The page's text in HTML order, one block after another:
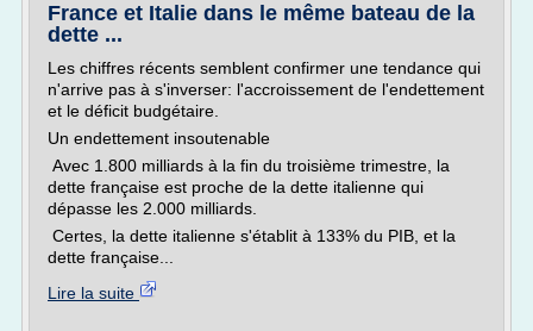
France et Italie dans le même bateau de la
dette ...
Les chiffres récents semblent confirmer une tendance qui
n'arrive pas à s'inverser: l'accroissement de l'endettement
et le déficit budgétaire.
Un endettement insoutenable
Avec 1.800 milliards à la fin du troisième trimestre, la
dette française est proche de la dette italienne qui
dépasse les 2.000 milliards.
Certes, la dette italienne s'établit à 133% du PIB, et la
dette française...
Lire la suite